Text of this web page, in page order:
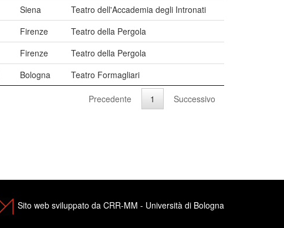
Siena
Teatro dell'Accademia degli Intronati
Firenze
Teatro della Pergola
Firenze
Teatro della Pergola
Bologna
Teatro Formagliari
Precedente 1 Successivo
Sito web sviluppato da CRR-MM - Università di Bologna